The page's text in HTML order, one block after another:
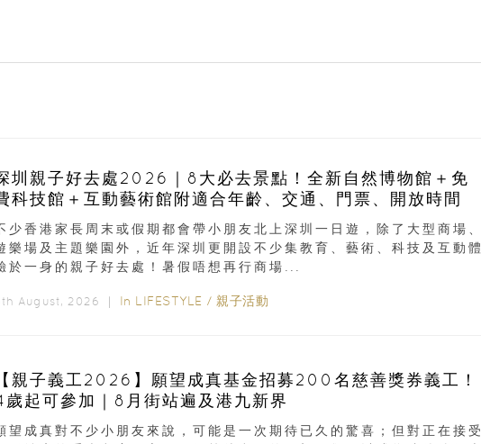
圳親子好去處2026｜8大必去景點！全新自然博物館＋免
科技館＋互動藝術館附適合年齡、交通、門票、開放時間
少香港家長周末或假期都會帶小朋友北上深圳一日遊，除了大型商場、
樂場及主題樂園外，近年深圳更開設不少集教育、藝術、科技及互動體
於一身的親子好去處！暑假唔想再行商場...
August, 2026 ｜ In LIFESTYLE / 親子活動
【親子義工2026】願望成真基金招募200名慈善獎券義工！
歲起可參加｜8月街站遍及港九新界
望成真對不少小朋友來說，可能是一次期待已久的驚喜；但對正在接受